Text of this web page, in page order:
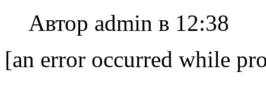
Автор admin в 12:38
[an error occurred while